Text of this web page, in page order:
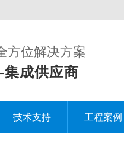
方位解决方案
成供应商
技术支持 工程案例